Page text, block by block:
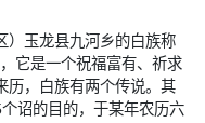
）玉龙县九河乡的白族称
它是一个祝福富有、祈求
历，白族有两个传说。其
诏的目的，于某年农历六